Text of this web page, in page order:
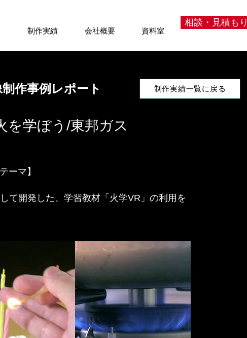
制作実績 会社概要 資料室
相談・見積もり
作事例レポート 制作実績一覧に戻る
を学ぼう/東邦ガス
テーマ】
て開発した、学習教材「火学VR」の利用を